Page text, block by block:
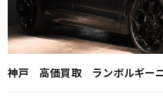
神戸 高価買取 ランボルギー